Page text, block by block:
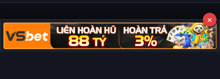
Copyright © 2026 Phim Full HD
×